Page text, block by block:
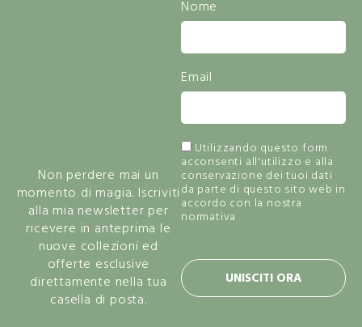
Non perdere mai un
momento di magia. Iscriviti
alla mia newsletter per
ricevere in anteprima le
nuove collezioni ed
offerte esclusive
direttamente nella tua
casella di posta.
Nome
Email
Utilizzando questo form
acconsenti all'utilizzo e alla
conservazione dei tuoi dati
da parte di questo sito web in
accordo con la nostra
normativa
UNISCITI ORA